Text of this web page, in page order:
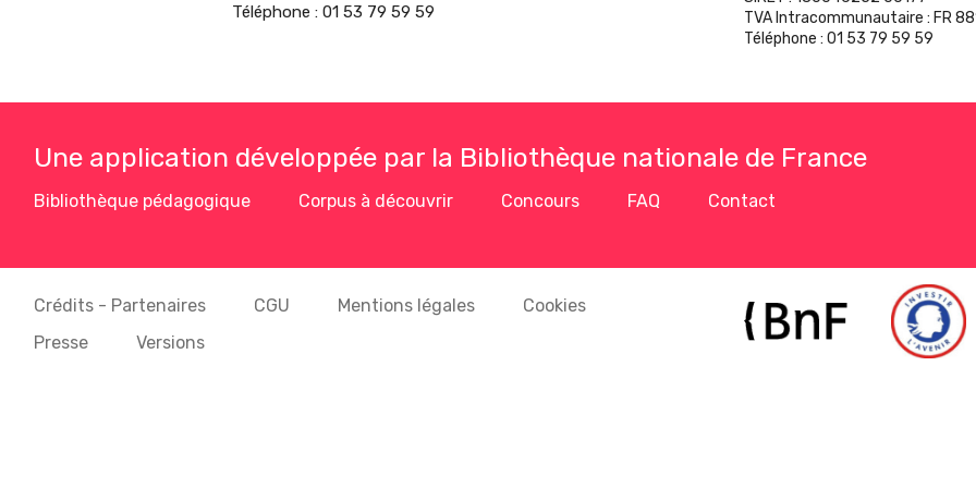
Téléphone :01 53 79 59 59
TVA Intracommunautaire: FR
Téléphone: 01 53 79 59 59
Une application développée par la Bibliothèque nationale de France
Bibliothèque pédagogique Corpus à découvrir Concours FAQ Contact
Crédits - Partenaires CGU Mentions légales
Cookies
Presse
Versions